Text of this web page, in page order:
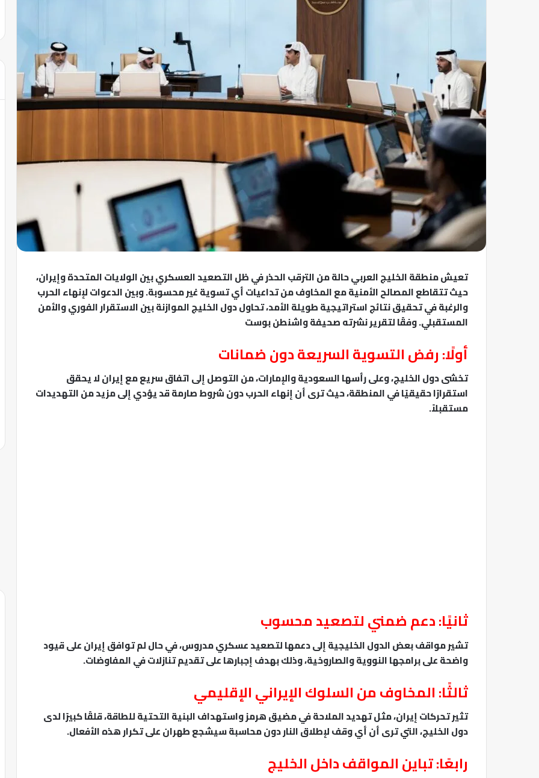
تعيش منطقة الخليج العربي حالة من الترقب الحذر في ظل التصعيد العسكري بين الولايات المتحدة وإيران،
حيث تتقاطع المصالح الأمنية مع المخاوف من تداعيات أي تسوية غير محسوبة. وبين الدعوات لإنهاء الحرب
والرغبة في تحقيق نتائج استراتيجية طويلة الأمد، تحاول دول الخليج الموازنة بين الاستقرار الفوري والأمن
المستقبلي. وفقًا لتقرير نشرته صحيفة واشنطن بوست
أولًا: رفض التسوية السريعة دون ضمانات
تخشى دول الخليج، وعلى رأسها السعودية والإمارات، من التوصل إلى اتفاق سريع مع إيران لا يحقق
استقرارًا حقيقيًا في المنطقة، حيث ترى أن إنهاء الحرب دون شروط صارمة قد يؤدي إلى مزيد من التهديدات
مستقبلاً.
ثانيًا: دعم ضمني لتصعيد محسوب
تشير مواقف بعض الدول الخليجية إلى دعمها لتصعيد عسكري مدروس، في حال لم توافق إيران على قيود
واضحة على برامجها النووية والصاروخية، وذلك بهدف إجبارها على تقديم تنازلات في المفاوضات.
ثالثًا: المخاوف من السلوك الإيراني الإقليمي
تثير تحركات إيران، مثل تهديد الملاحة في مضيق هرمز واستهداف البنية التحتية للطاقة، قلقًا كبيرًا لدى
دول الخليج، التي ترى أن أي وقف لإطلاق النار دون محاسبة سيشجع طهران على تكرار هذه الأفعال.
رابعًا: تباين المواقف داخل الخليج